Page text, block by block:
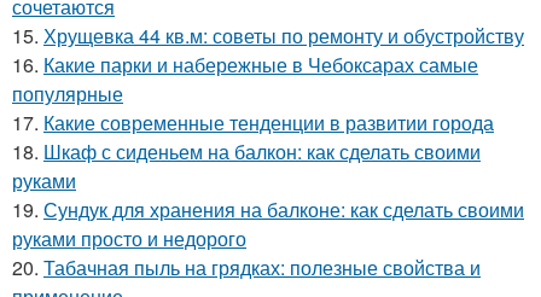
сочетаются
15. Хрущевка 44 кв.м: советы по ремонту и обустройству
16. Какие парки и набережные в Чебоксарах самые
популярные
17. Какие современные тенденции в развитии города
18. Шкаф с сиденьем на балкон: как сделать своими
руками
19. Сундук для хранения на балконе: как сделать своими
руками просто и недорого
20. Табачная пыль на грядках: полезные свойства и